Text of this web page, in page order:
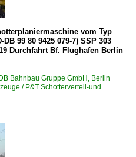
-kräne | sonstige
m. Schutz- und Beiwagen
Schienenfräszug
vom Typ
99 80 9425 079-7) SSP 303
Durchfahrt Bf. Flughafen Berlin
Bahnbau Gruppe GmbH, Berlin
/ P&T Schotterverteil-und